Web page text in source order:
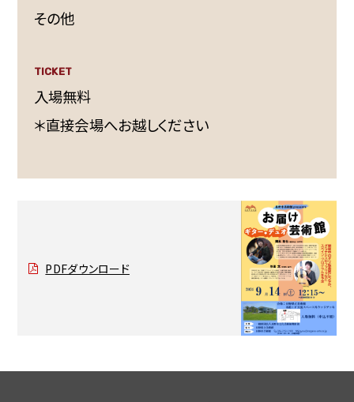
その他
TICKET
入場無料
＊直接会場へお越しください
PDFダウンロード